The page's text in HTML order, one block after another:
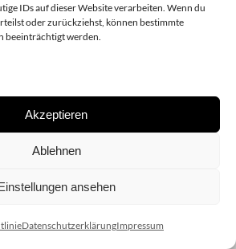
IDs auf dieser Website verarbeiten. Wenn du
oder zurückziehst, können bestimmte
beeinträchtigt werden.
Akzeptieren
Ablehnen
ansehen
DatenschutzerklärungImpressum
|Datenschützerklärung|
| Design:www.ARGEntur.at